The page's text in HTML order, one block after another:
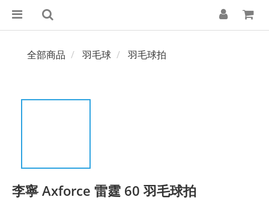
全部商品 羽毛球 羽毛球拍
李寧 Axforce 雷霆 60 羽毛球拍